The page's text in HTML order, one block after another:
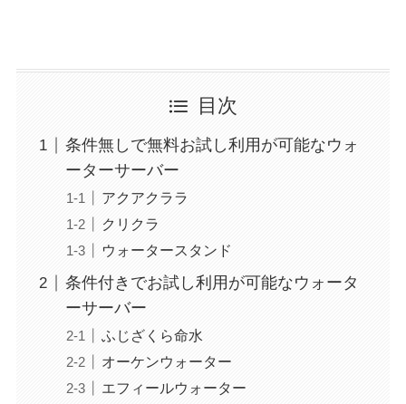
目次
条件無しで無料お試し利用が可能なウォ
ーターサーバー
アクアクララ
クリクラ
ウォータースタンド
条件付きでお試し利用が可能なウォータ
ーサーバー
ふじざくら命水
オーケンウォーター
エフィールウォーター